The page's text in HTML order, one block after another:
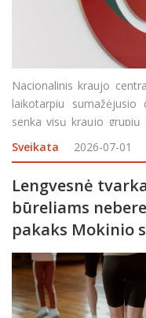
Nacionalinis kraujo
laikotarpiu
senka visų kraujo grupių
vis sudėtingiau užtikrinti
tiekimą pacientams.
Sveikata 2026-07-01
Lengvesnė
būreliams
pakaks Mokinio